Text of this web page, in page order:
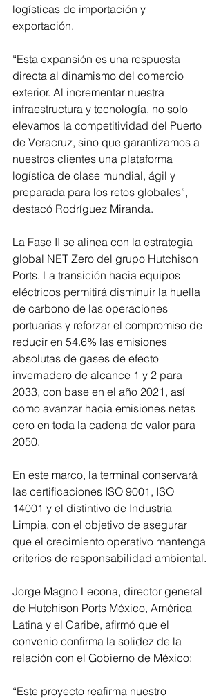
logísticas de importación y
exportación.
“Esta expansión es una respuesta
directa al dinamismo del comercio
exterior. Al incrementar nuestra
infraestructura y tecnología, no solo
elevamos la competitividad del Puerto
de Veracruz, sino que garantizamos a
nuestros clientes una plataforma
logística de clase mundial, ágil y
preparada para los retos globales”,
destacó Rodríguez Miranda.
La Fase II se alinea con la estrategia
global NET Zero del grupo Hutchison
Ports. La transición hacia equipos
eléctricos permitirá disminuir la huella
de carbono de las operaciones
portuarias y reforzar el compromiso de
reducir en 54.6% las emisiones
absolutas de gases de efecto
invernadero de alcance 1 y 2 para
2033, con base en el año 2021, así
como avanzar hacia emisiones netas
cero en toda la cadena de valor para
2050.
En este marco, la terminal conservará
las certificaciones ISO 9001, ISO
14001 y el distintivo de Industria
Limpia, con el objetivo de asegurar
que el crecimiento operativo mantenga
criterios de responsabilidad ambiental.
Jorge Magno Lecona, director general
de Hutchison Ports México, América
Latina y el Caribe, afirmó que el
convenio confirma la solidez de la
relación con el Gobierno de México:
“Este proyecto reafirma nuestro